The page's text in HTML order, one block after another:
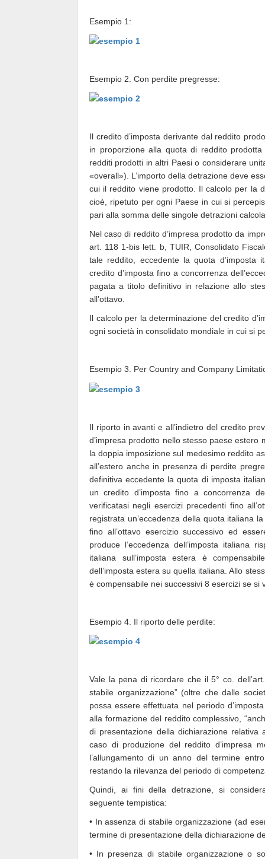
Esempio 1:
Esempio 2. Con perdite pregresse:
Il credito d’imposta derivante dal reddito
in proporzione alla quota di reddito
redditi prodotti in altri Paesi o considerare
«overall»). L’importo della detrazione deve
cui il reddito viene prodotto. Il calcolo per la
cioè, ripetuto per ogni Paese in cui si
pari alla somma delle singole detrazioni
Nel caso di reddito d’impresa prodotto da
art. 118 1-bis lett. b, TUIR, Consolidato
tale reddito, eccedente la quota d’imposta
credito d’imposta fino a concorrenza
pagata a titolo definitivo in relazione allo
all’ottavo.
Il calcolo per la determinazione del credito
ogni società in consolidato mondiale in cui si
Esempio 3. Per Country and Company
Il riporto in avanti e all’indietro del credito
d’impresa prodotto nello stesso paese
la doppia imposizione sul medesimo reddito
all’estero anche in presenza di perdite
definitiva eccedente la quota di imposta
un credito d’imposta fino a concorrenza
verificatasi negli esercizi precedenti fino
registrata un’eccedenza della quota italiana
fino all’ottavo esercizio successivo ed
produce l’eccedenza dell’imposta italiana
italiana sull’imposta estera è
dell’imposta estera su quella italiana. Allo
è compensabile nei successivi 8 esercizi se si
Esempio 4. Il riporto delle perdite:
Vale la pena di ricordare che il 5° co.
stabile organizzazione” (oltre che dalle
possa essere effettuata nel periodo
alla formazione del reddito complessivo,
di presentazione della dichiarazione
caso di produzione del reddito d’impresa
l’allungamento di un anno del termine
restando la rilevanza del periodo di
Quindi, ai fini della detrazione, si
seguente tempistica:
• In assenza di stabile organizzazione (ad
termine di presentazione della dichiarazione
• In presenza di stabile organizzazione o